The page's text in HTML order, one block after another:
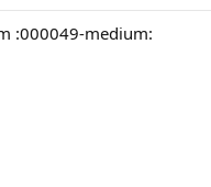
:000049-medium: